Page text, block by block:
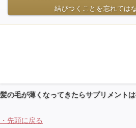
結びつくことを忘れては
髪の毛が薄くなってきたらサプリメント
・先頭に戻る